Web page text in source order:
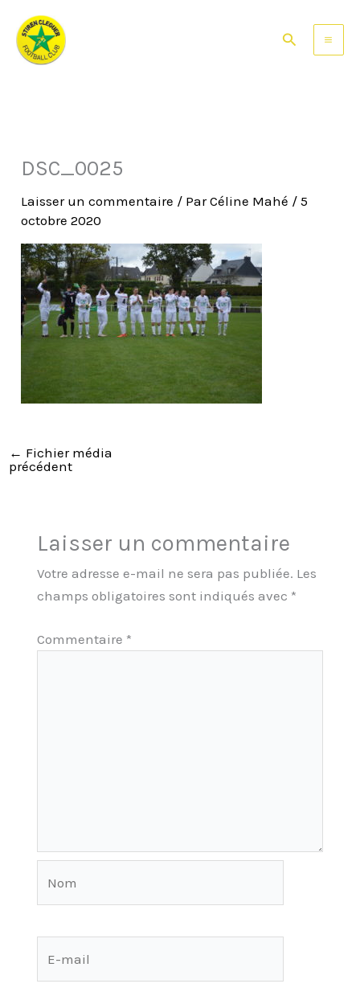
contenu
Rechercher
DSC_0025
Laisser un commentaire / ParCéline Mahé /5
octobre 2020
← Fichier média
précédent
Laisser un commentaire
Votre adresse e-mail ne sera pas publiée. Les
champs obligatoires sont indiqués avec *
Commentaire *